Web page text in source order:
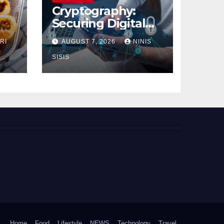
Cryptography:
Securing Digital
Communication
AUGUST 7, 2026 NINIS
SISIS